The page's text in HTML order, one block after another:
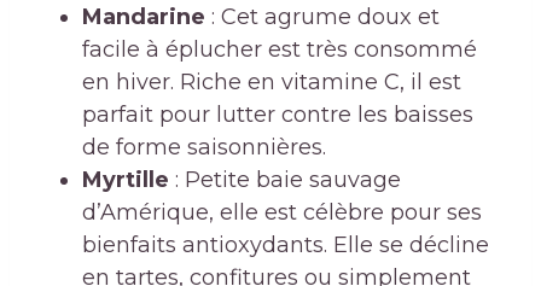
Mandarine : Cet agrume doux et
facile à éplucher est très consommé
en hiver. Riche en vitamine C, il est
parfait pour lutter contre les baisses
de forme saisonnières.
Myrtille : Petite baie sauvage
d’Amérique, elle est célèbre pour ses
bienfaits antioxydants. Elle se décline
en tartes, confitures ou simplement